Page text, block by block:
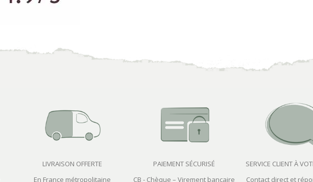
LIVRAISON OFFERTE
En France métropolitaine
PAIEMENT SÉCURISÉ
CB - Chèque – Virement bancaire
SERVICE CLIENT À
Contact direct et